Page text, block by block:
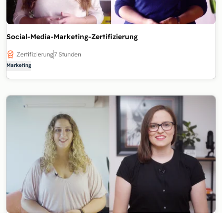
Social-Media-Marketing-Zertifizierung
Zertifizierung7 Stunden
Marketing